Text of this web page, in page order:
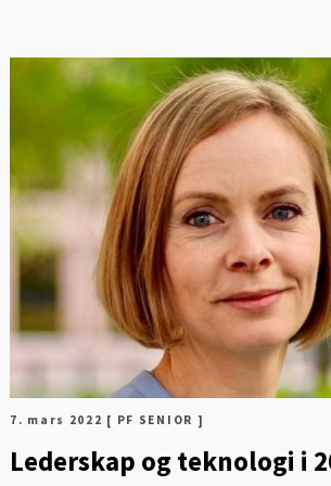
7. mars 2022 [ PF SENIOR ]
Lederskap og teknologi i